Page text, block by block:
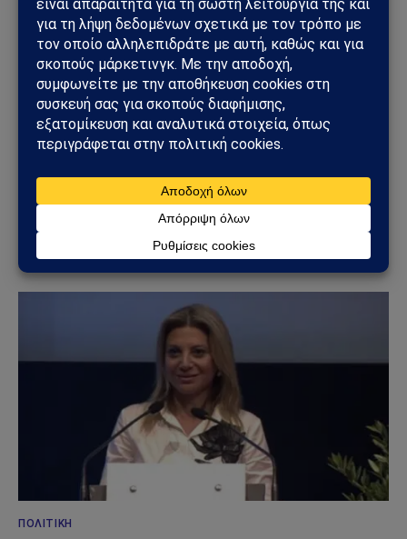
Το Μπέλφαστ φλέγεται: Βίαιες ταραχές μετά από
επίθεση με μαχαίρι – Σπίτια, οχήματα και δρόμοι
στις φλόγες
10/06/2026
ΠΟΛΙΤΙΚΉ